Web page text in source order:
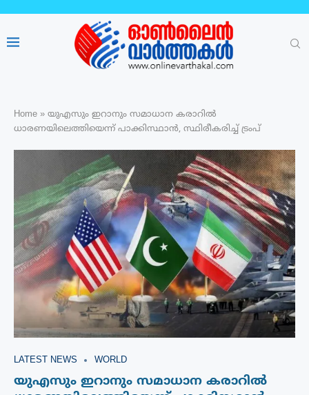
Home » യുഎസും ഇറാനും സമാധാന കരാറിൽ
ധാരണയിലെത്തിയെന്ന് പാക്കിസ്ഥാൻ, സ്ഥിരീകരിച്ച് ട്രംപ്
LATEST NEWS WORLD
യുഎസും ഇറാനും സമാധാന കരാറിൽ